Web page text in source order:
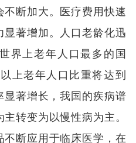
断加大。医疗费用快速
著增加。人口老龄化迅
界上老年人口最多的国
上老年人口比重将达到
著增长，我国的疾病谱
转变为以慢性病为主。
断应用于临床医学，在